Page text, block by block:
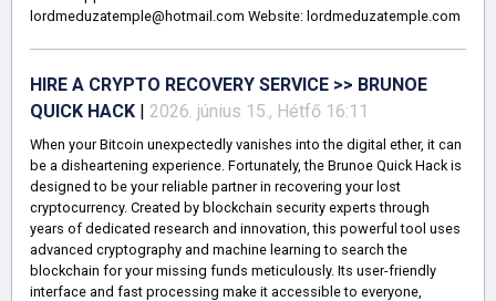
lordmeduzatemple@hotmail.com Website: lordmeduzatemple.com
HIRE A CRYPTO RECOVERY SERVICE >> BRUNOE
QUICK HACK | 2026. június 15., Hétfő 16:11
When your Bitcoin unexpectedly vanishes into the digital ether, it can
be a disheartening experience. Fortunately, the Brunoe Quick Hack is
designed to be your reliable partner in recovering your lost
cryptocurrency. Created by blockchain security experts through
years of dedicated research and innovation, this powerful tool uses
advanced cryptography and machine learning to search the
blockchain for your missing funds meticulously. Its user-friendly
interface and fast processing make it accessible to everyone,